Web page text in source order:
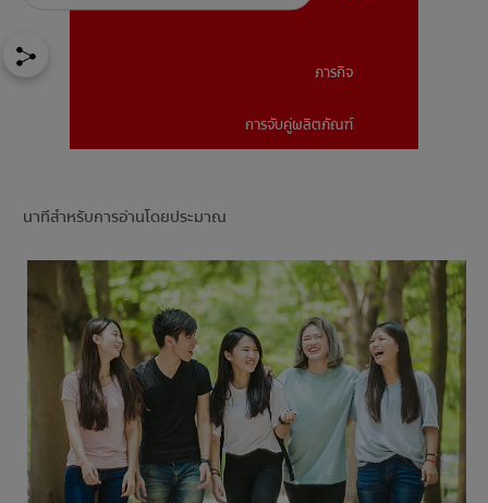
TH (TH)
ลงทะเบียน
ภารกิจ
การจับคู่ผลิตภัณฑ์
นาทีสำหรับการอ่านโดยประมาณ